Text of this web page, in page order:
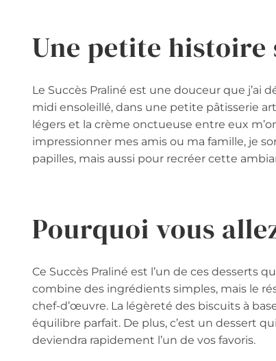
Une petite histoire
Le Succès Praliné est une douceur que j’ai
midi ensoleillé, dans une petite pâtisserie
légers et la crème onctueuse entre eux
impressionner mes amis ou ma famille, je
papilles, mais aussi pour recréer cette
Pourquoi vous
Ce Succès Praliné est l’un de ces desserts
combine des ingrédients simples, mais le
chef-d’œuvre. La légèreté des biscuits à
équilibre parfait. De plus, c’est un dessert
deviendra rapidement l’un de vos favoris.